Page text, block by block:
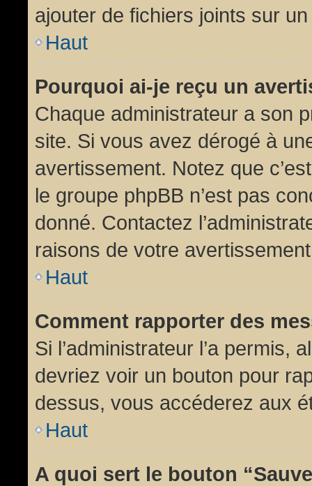
ajouter de fichiers joints sur
Haut
Pourquoi ai-je reçu un
Chaque administrateur a son
site. Si vous avez dérogé à
avertissement. Notez que
le groupe phpBB n’est pas
donné. Contactez
raisons de votre
Haut
Comment rapporter des
Si l’administrateur l’a permis,
devriez voir un bouton pour
dessus, vous accéderez aux
Haut
A quoi sert le bouton